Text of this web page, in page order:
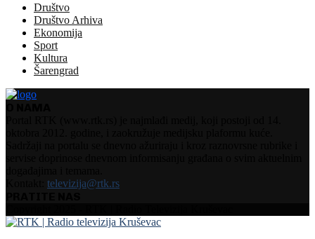
Društvo
Društvo Arhiva
Ekonomija
Sport
Kultura
Šarengrad
televizija@rtk.rs